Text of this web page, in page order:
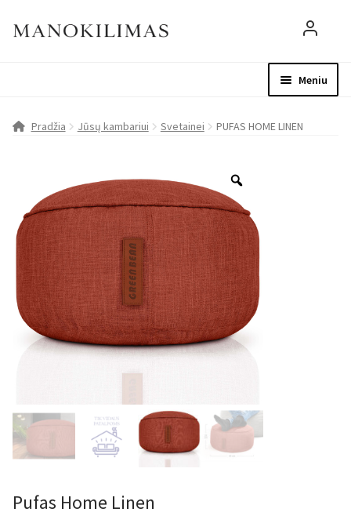
Meniu
Patarimai
Apie mus
Paskyra
Pradžia Jūsų kambariui Svetainei PUFAS HOME LINEN
Pufas Home Linen